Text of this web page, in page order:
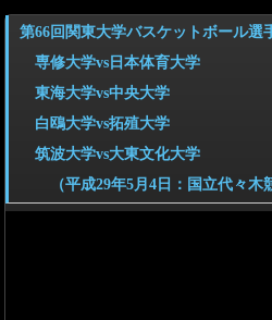
第66回関東大学バスケットボール選
専修大学vs日本体育大学
東海大学vs中央大学
白鴎大学vs拓殖大学
筑波大学vs大東文化大学
（平成29年5月4日：国立代々木